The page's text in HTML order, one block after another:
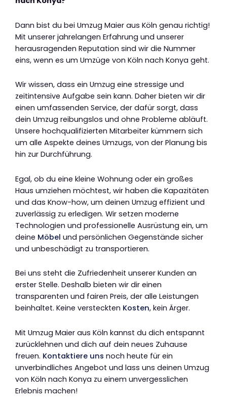
Dann bist du bei Umzug Maier aus Köln genau richtig!
Mit unserer jahrelangen Erfahrung und unserer
herausragenden Reputation sind wir die Nummer
eins, wenn es um Umzüge von Köln nach Konya geht.
Wir wissen, dass ein Umzug eine stressige und
zeitintensive Aufgabe sein kann. Daher bieten wir dir
einen umfassenden Service, der dafür sorgt, dass
dein Umzug reibungslos und ohne Probleme abläuft.
Unsere hochqualifizierten Mitarbeiter kümmern sich
um alle Aspekte deines Umzugs, von der Planung bis
hin zur Durchführung.
Egal, ob du eine kleine Wohnung oder ein großes
Haus umziehen möchtest, wir haben die Kapazitäten
und das Know-how, um deinen Umzug effizient und
zuverlässig zu erledigen. Wir setzen moderne
Technologien und professionelle Ausrüstung ein, um
deine Möbel und persönlichen Gegenstände sicher
und unbeschädigt zu transportieren.
Bei uns steht die Zufriedenheit unserer Kunden an
erster Stelle. Deshalb bieten wir dir einen
transparenten und fairen Preis, der alle Leistungen
beinhaltet. Keine versteckten Kosten, kein Ärger.
Mit Umzug Maier aus Köln kannst du dich entspannt
zurücklehnen und dich auf dein neues Zuhause
freuen. Kontaktiere uns noch heute für ein
unverbindliches Angebot und lass uns deinen Umzug
von Köln nach Konya zu einem unvergesslichen
Erlebnis machen!